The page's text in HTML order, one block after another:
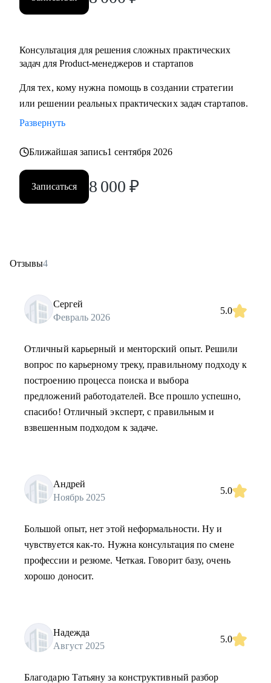
Консультация для решения сложных практических
задач для Product-менеджеров и стартапов
Для тех, кому нужна помощь в создании стратегии
или решении реальных практических задач стартапов.
Развернуть
Ближайшая запись1 сентября 2026
Записаться 8 000 ₽
Отзывы4
Сергей
Февраль 2026
5.0
Отличный карьерный и менторский опыт. Решили
вопрос по карьерному треку, правильному подходу к
построению процесса поиска и выбора
предложений работодателей. Все прошло успешно,
спасибо! Отличный эксперт, с правильным и
взвешенным подходом к задаче.
Андрей
Ноябрь 2025
5.0
Большой опыт, нет этой неформальности. Ну и
чувствуется как-то. Нужна консультация по смене
профессии и резюме. Четкая. Говорит базу, очень
хорошо доносит.
Надежда
Август 2025
5.0
Благодарю Татьяну за конструктивный разбор